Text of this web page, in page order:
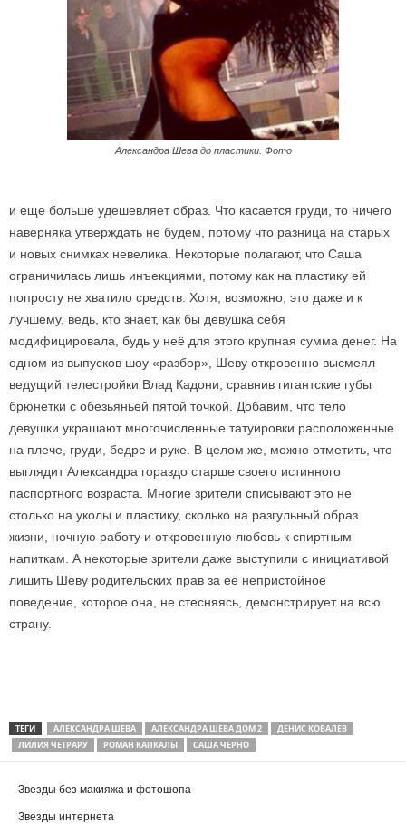
Александра Шева до пластики. Фото
и еще больше удешевляет образ. Что касается груди, то ничего
наверняка утверждать не будем, потому что разница на старых
и новых снимках невелика. Некоторые полагают, что Саша
ограничилась лишь инъекциями, потому как на пластику ей
попросту не хватило средств. Хотя, возможно, это даже и к
лучшему, ведь, кто знает, как бы девушка себя
модифицировала, будь у неё для этого крупная сумма денег. На
одном из выпусков шоу «разбор», Шеву откровенно высмеял
ведущий телестройки Влад Кадони, сравнив гигантские губы
брюнетки с обезьяньей пятой точкой. Добавим, что тело
девушки украшают многочисленные татуировки расположенные
на плече, груди, бедре и руке. В целом же, можно отметить, что
выглядит Александра гораздо старше своего истинного
паспортного возраста. Многие зрители списывают это не
столько на уколы и пластику, сколько на разгульный образ
жизни, ночную работу и откровенную любовь к спиртным
напиткам. А некоторые зрители даже выступили с инициативой
лишить Шеву родительских прав за её непристойное
поведение, которое она, не стесняясь, демонстрирует на всю
страну.
ТЕГИ АЛЕКСАНДРА ШЕВА АЛЕКСАНДРА ШЕВА ДОМ 2
ДЕНИС КОВАЛЕВ
ЛИЛИЯ ЧЕТРАРУ
РОМАН КАПКАЛЫ САША ЧЕРНО
Звезды без макияжа и фотошопа
Звезды интернета